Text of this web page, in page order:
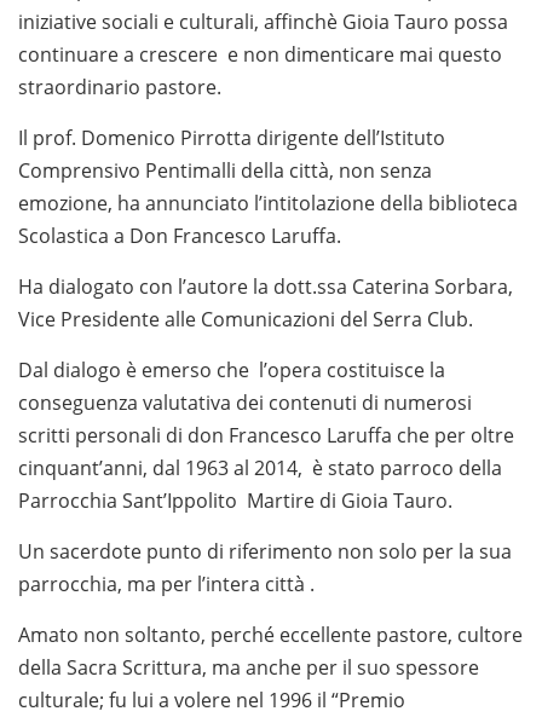
iniziative sociali e culturali, affinchè Gioia Tauro possa
continuare a crescere e non dimenticare mai questo
straordinario pastore.
Il prof. Domenico Pirrotta dirigente dell’Istituto
Comprensivo Pentimalli della città, non senza
emozione, ha annunciato l’intitolazione della biblioteca
Scolastica a Don Francesco Laruffa.
Ha dialogato con l’autore la dott.ssa Caterina Sorbara,
Vice Presidente alle Comunicazioni del Serra Club.
Dal dialogo è emerso che l’opera costituisce la
conseguenza valutativa dei contenuti di numerosi
scritti personali di don Francesco Laruffa che per oltre
cinquant’anni, dal 1963 al 2014, è stato parroco della
Parrocchia Sant’Ippolito Martire di Gioia Tauro.
Un sacerdote punto di riferimento non solo per la sua
parrocchia, ma per l’intera città .
Amato non soltanto, perché eccellente pastore, cultore
della Sacra Scrittura, ma anche per il suo spessore
culturale; fu lui a volere nel 1996 il “Premio